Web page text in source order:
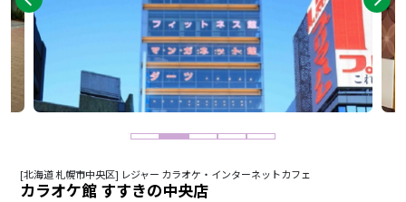
[北海道 札幌市中央区] レジャー カラオケ・インターネットカフェ
カラオケ館 すすきの中央店